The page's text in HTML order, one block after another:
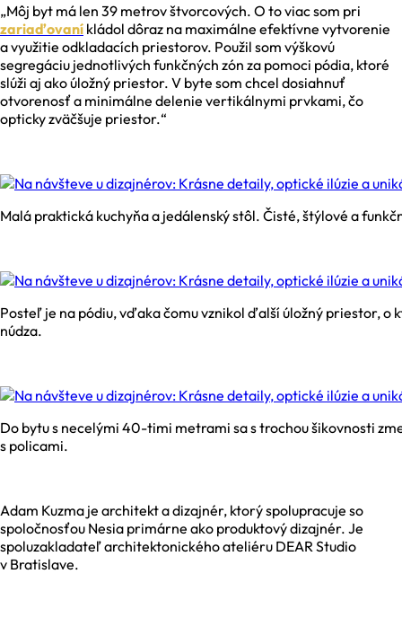
„Môj byt má len 39 metrov štvorcových. O to viac som pri
zariaďovaní kládol dôraz na maximálne efektívne vytvorenie
a využitie odkladacích priestorov. Použil som výškovú
segregáciu jednotlivých funkčných zón za pomoci pódia, ktoré
slúži aj ako úložný priestor. V byte som chcel dosiahnuť
otvorenosť a minimálne delenie vertikálnymi prvkami, čo
opticky zväčšuje priestor.“
Malá praktická kuchyňa a jedálenský stôl. Čisté, štýlové a
Posteľ je na pódiu, vďaka čomu vznikol ďalší úložný priestor, o
núdza.
Do bytu s necelými 40-timi metrami sa s trochou šikovnosti
s policami.
Adam Kuzma je architekt a dizajnér, ktorý spolupracuje so
spoločnosťou Nesia primárne ako produktový dizajnér. Je
spoluzakladateľ architektonického ateliéru DEAR Studio
v Bratislave.